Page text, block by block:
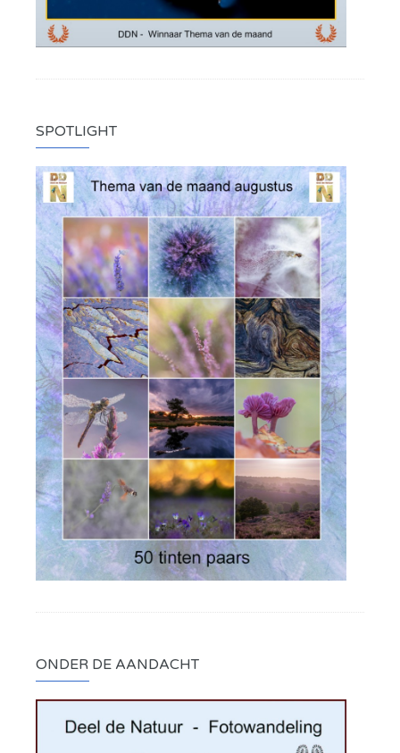
SPOTLIGHT
ONDER DE AANDACHT